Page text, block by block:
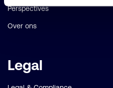
Perspectives
Over ons
Legal